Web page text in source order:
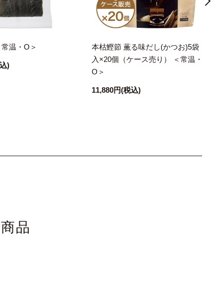
温・O＞
)
本枯鰹節 薫る味だし(かつお)5袋
入×20個（ケース売り） ＜常温・
O＞
11,880円(税込)
品